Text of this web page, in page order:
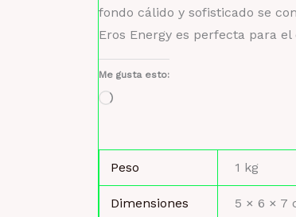
fondo cálido y sofisticado se
Eros Energy es perfecta para
Me gusta esto:
Cargando...
Peso 1 kg
Dimensiones 5 × 6 × 7